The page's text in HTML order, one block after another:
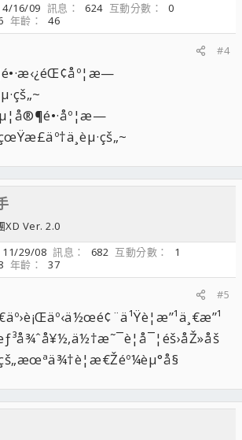
4/16/09 訊息 624 互動分數
0
年齡
46
#4
XD Ver. 2.0
11/29/08 訊息 682 互動分數
1
年齡
37
#5